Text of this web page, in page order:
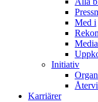
Med i
Initiativ
Karriärer